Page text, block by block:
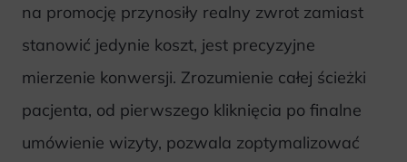
na promocję przynosiły realny zwrot zamiast
stanowić jedynie koszt, jest precyzyjne
mierzenie konwersji. Zrozumienie całej ścieżki
pacjenta, od pierwszego kliknięcia po finalne
umówienie wizyty, pozwala zoptymalizować